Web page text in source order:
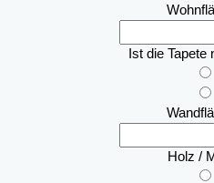
Ist die Tapete
Holz /